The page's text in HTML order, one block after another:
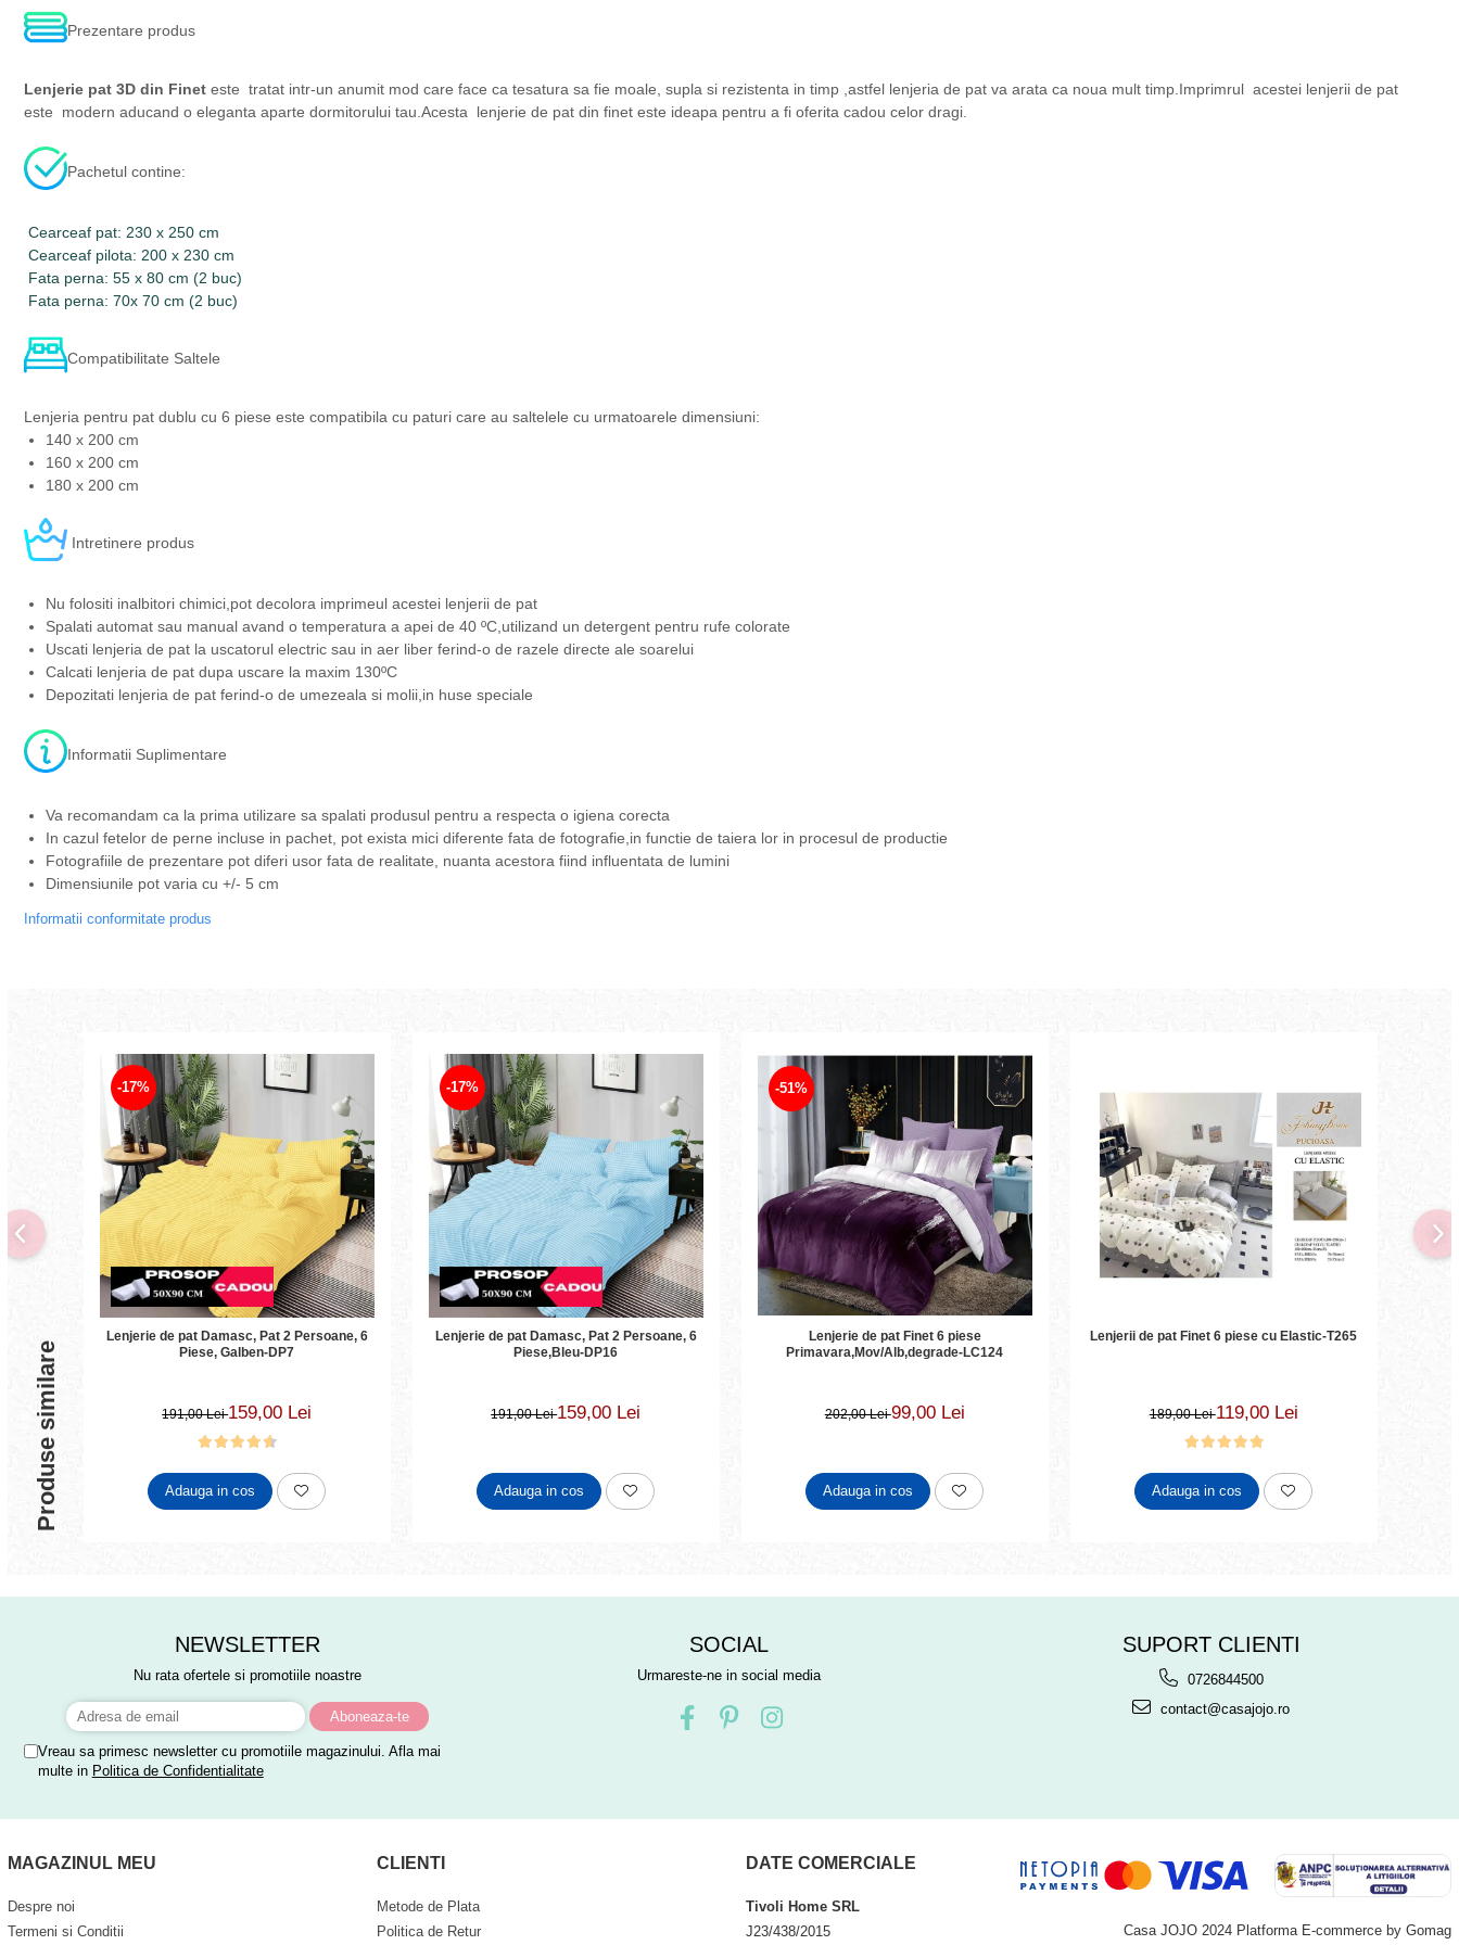
Prezentare produs
Lenjerie pat 3D din Fineteste tratat intr-un anumit mod care face ca tesatura sa fie moale, supla si rezistenta in timp ,astfel lenjeria de pat va arata ca noua mult timp.Imprimrul acestei lenjerii de pat
este modern aducand o eleganta aparte dormitorului tau.Acesta lenjerie de pat din finet este ideapa pentru a fi oferita cadou celor dragi.
Pachetul contine:
Cearceaf pat: 230 x 250 cm
Cearceaf pilota: 200 x 230 cm
Fata perna: 55 x 80 cm (2 buc)
Fata perna: 70x 70 cm (2 buc)
Compatibilitate Saltele
Lenjeria pentru pat dublu cu 6 piese este compatibila cu paturi care au saltelele cu urmatoarele dimensiuni:
140 x 200 cm
160 x 200 cm
180 x 200 cm
Intretinere produs
Nu folositi inalbitori chimici,pot decolora imprimeul acestei lenjerii de pat
Spalati automat sau manual avand o temperatura a apei de 40 ºC,utilizand un detergent pentru rufe colorate
Uscati lenjeria de pat la uscatorul electric sau in aer liber ferind-o de razele directe ale soarelui
Calcati lenjeria de pat dupa uscare la maxim 130ºC
Depozitati lenjeria de pat ferind-o de umezeala si molii,in huse speciale
Informatii Suplimentare
Va recomandam ca la prima utilizare sa spalati produsul pentru a respecta o igiena corecta
In cazul fetelor de perne incluse in pachet, pot exista mici diferente fata de fotografie,in functie de taiera lor in procesul de productie
Fotografiile de prezentare pot diferi usor fata de realitate, nuanta acestora fiind influentata de lumini
Dimensiunile pot varia cu +/- 5 cm
Informatii conformitate produs
Produse similare
-17%
Lenjerie de pat Damasc, Pat 2 Persoane, 6
Piese, Galben-DP7
191,00 Lei159,00 Lei
Adauga in cos
-17%
Lenjerie de pat Damasc, Pat 2 Persoane, 6
Piese,Bleu-DP16
191,00 Lei159,00 Lei
Adauga in cos
-51%
Lenjerie de pat Finet 6 piese
Primavara,Mov/Alb,degrade-LC124
202,00 Lei99,00 Lei
Adauga in cos
Lenjerii de pat Finet 6 piese cu Elastic-T265
189,00 Lei119,00 Lei
Adauga in cos
NEWSLETTER
Nu rata ofertele si promotiile noastre
Vreau sa primesc newsletter cu promotiile magazinului. Afla mai
multe in Politica de Confidentialitate
SOCIAL
Urmareste-ne in social media
SUPORT CLIENTI
0726844500
contact@casajojo.ro
MAGAZINUL MEU
Despre noi
Termeni si Conditii
CLIENTI
Metode de Plata
Politica de Retur
DATE COMERCIALE
Tivoli Home SRL
J23/438/2015
Casa JOJO 2024 Platforma E-commerce by Gomag